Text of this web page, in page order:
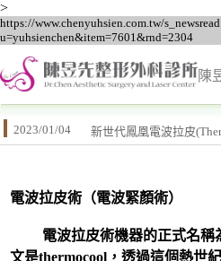
>
https://www.chenyuhsien.com.tw/
u=yuhsienchen&item=7601&rnd=2304
陳
2023/01/04 新世代鳳凰電波拉皮
電波拉皮術（電波緊顏術）
電波拉皮術機器的正式名稱
文是thermocool，透過這個熱世